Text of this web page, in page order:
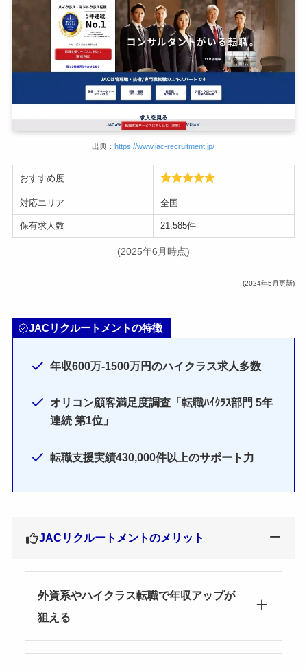
出典：https://www.jac-recruitment.jp/
おすすめ度
対応エリア 全国
保有求人数 21,585件
(2025年6月時点)
(2024年5月更新)
JACリクルートメントの特徴
年収600万-1500万円のハイクラス求人多数
オリコン顧客満足度調査「転職ﾊｲｸﾗｽ部門 5年
連続 第1位」
転職支援実績430,000件以上のサポート力
JACリクルートメントのメリット
外資系やハイクラス転職で年収アップが
狙える